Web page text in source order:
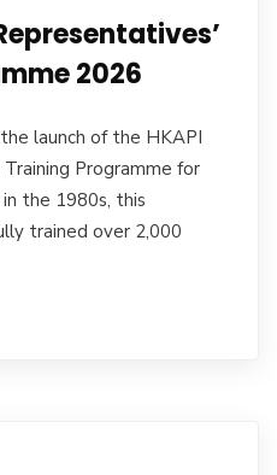
2026
launch of the HKAPI
Programme for
the 1980s, this
trained over 2,000